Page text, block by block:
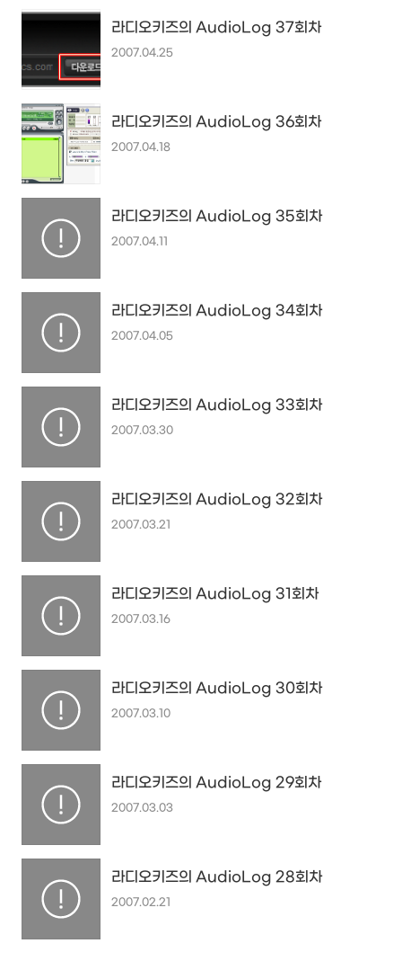
라디오키즈의 AudioLog 37회차
2007.04.25
라디오키즈의 AudioLog 36회차
2007.04.18
라디오키즈의 AudioLog 35회차
2007.04.11
라디오키즈의 AudioLog 34회차
2007.04.05
라디오키즈의 AudioLog 33회차
2007.03.30
라디오키즈의 AudioLog 32회차
2007.03.21
라디오키즈의 AudioLog 31회차
2007.03.16
라디오키즈의 AudioLog 30회차
2007.03.10
라디오키즈의 AudioLog 29회차
2007.03.03
라디오키즈의 AudioLog 28회차
2007.02.21